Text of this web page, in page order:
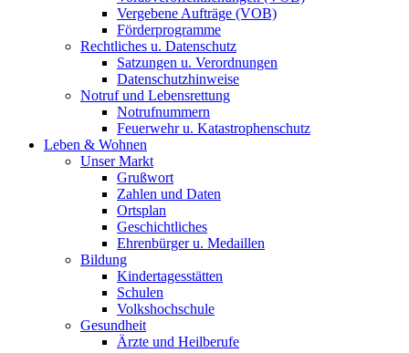
Vergebene Aufträge (VOB)
Förderprogramme
Rechtliches u. Datenschutz
Satzungen u. Verordnungen
Datenschutzhinweise
Notruf und Lebensrettung
Notrufnummern
Feuerwehr u. Katastrophenschutz
Leben & Wohnen
Unser Markt
Grußwort
Zahlen und Daten
Ortsplan
Geschichtliches
Ehrenbürger u. Medaillen
Bildung
Kindertagesstätten
Schulen
Volkshochschule
Gesundheit
Ärzte und Heilberufe